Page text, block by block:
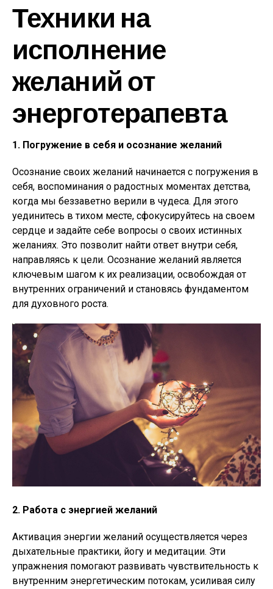
Техники на
исполнение
желаний от
энерготерапевта
1. Погружение в себя и осознание желаний
Осознание своих желаний начинается с погружения в
себя, воспоминания о радостных моментах детства,
когда мы беззаветно верили в чудеса. Для этого
уединитесь в тихом месте, сфокусируйтесь на своем
сердце и задайте себе вопросы о своих истинных
желаниях. Это позволит найти ответ внутри себя,
направляясь к цели. Осознание желаний является
ключевым шагом к их реализации, освобождая от
внутренних ограничений и становясь фундаментом
для духовного роста.
2. Работа с энергией желаний
Активация энергии желаний осуществляется через
дыхательные практики, йогу и медитации. Эти
упражнения помогают развивать чувствительность к
внутренним энергетическим потокам, усиливая силу